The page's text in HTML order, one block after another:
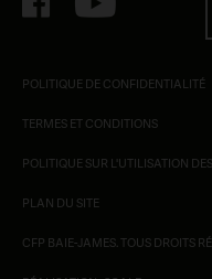
POLITIQUE DE CONFIDENTIALITÉ
TERMES ET CONDITIONS
POLITIQUE SUR L'UTILISATION
PLAN DU SITE
CFP BAIE-JAMES. TOUS DROITS